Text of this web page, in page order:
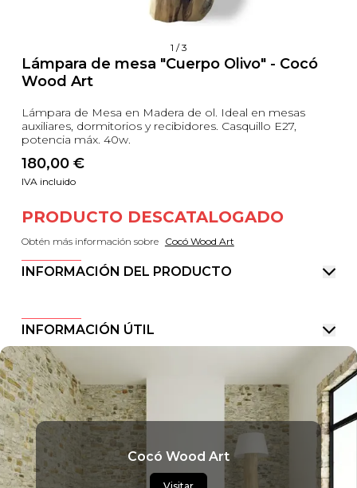
1 /3
Lámpara de mesa "Cuerpo Olivo" - Cocó
Wood Art
Lámpara de Mesa en Madera de ol. Ideal en mesas
auxiliares, dormitorios y recibidores. Casquillo E27,
potencia máx. 40w.
180,00 €
IVA incluido
PRODUCTO DESCATALOGADO
Obtén más información sobre Cocó Wood Art
INFORMACIÓN DEL PRODUCTO
INFORMACIÓN ÚTIL
Cocó Wood Art